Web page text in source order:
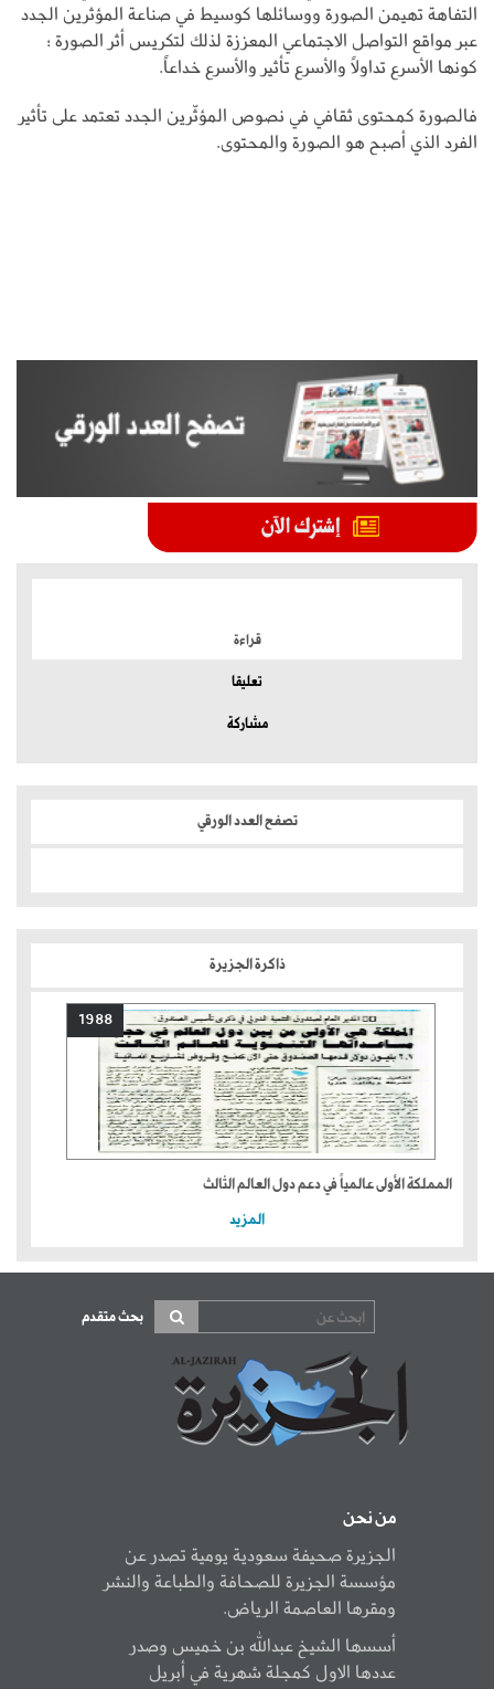
التفاهة تهيمن الصورة ووسائلها كوسيط في صناعة المؤثرين الجدد
عبر مواقع التواصل الاجتماعي المعززة لذلك لتكريس أثر الصورة ؛
كونها الأسرع تداولاً والأسرع تأثير والأسرع خداعاً.
فالصورة كمحتوى ثقافي في نصوص المؤثّرين الجدد تعتمد على تأثير
الفرد الذي أصبح هو الصورة والمحتوى.
قراءة
تعليقا
مشاركة
تصفح العدد الورقي
ذاكرة الجزيرة
1988
المملكة الأولى عالمياً في دعم دول العالم الثالث
المزيد
بحث متقدم
من نحن
الجزيرة صحيفة سعودية يومية تصدر عن
مؤسسة الجزيرة للصحافة والطباعة والنشر
ومقرها العاصمة الرياض.
أسسها الشيخ عبدالله بن خميس وصدر
عددها الاول كمجلة شهرية في أبريل